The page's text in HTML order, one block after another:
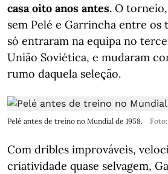
casa oito anos antes. O
sem Pelé e Garrincha entre os
só entraram na equipa no
União Soviética, e mudaram
rumo daquela seleção.
Pelé antes de treino no Mundial de 1958.
Com dribles improváveis,
criatividade quase selvagem,